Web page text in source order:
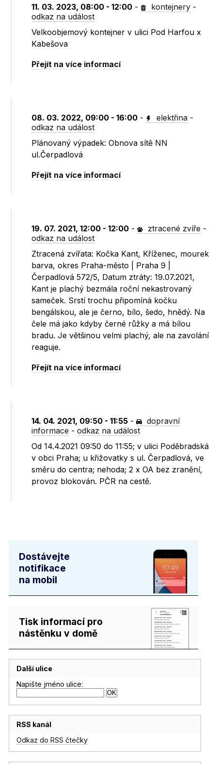
11. 03. 2023, 08:00 - 12:00 - kontejnery -
odkaz na událost
Velkoobjemový kontejner v ulici Pod Harfou x
Kabešova
Přejít na více informací
08. 03. 2022, 09:00 - 16:00 - elektřina -
odkaz na událost
Plánovaný výpadek: Obnova sítě NN
ul.Čerpadlová
Přejít na více informací
19. 07. 2021, 12:00 - 12:00 - ztracené zvíře -
odkaz na událost
Ztracená zvířata: Kočka Kant, Kříženec, mourek
barva, okres Praha-město | Praha 9 |
Čerpadlová 572/5, Datum ztráty: 19.07.2021,
Kant je plachý bezmála roční nekastrovaný
sameček. Srstí trochu připomíná kočku
bengálskou, ale je černo, bílo, šedo, hnědý. Na
čele má jako kdyby černé růžky a má bílou
bradu. Je většinou velmi plachý, ale na zavolání
reaguje.
Přejít na více informací
14. 04. 2021, 09:50 - 11:55 -
dopravní
informace -odkaz na událost
Od 14.4.2021 09:50 do 11:55; v ulici Poděbradská
v obci Praha; u křižovatky s ul. Čerpadlová, ve
směru do centra; nehoda; 2 x OA bez zranění,
provoz blokován. PČR na cestě.
Dostávejte
notifikace
na mobil
Tisk informací pro
nástěnku v domě
Další ulice
Napište jméno ulice:
RSS kanál
Odkaz do RSS čtečky